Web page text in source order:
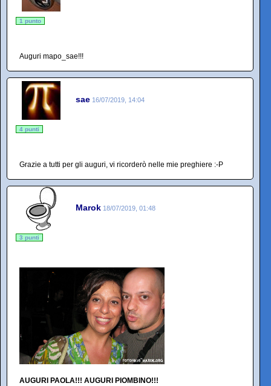
1 punto
Auguri mapo_sae!!!
sae 16/07/2019, 14:04
4 punti
Grazie a tutti per gli auguri, vi ricorderò nelle mie preghiere :-P
Marok 18/07/2019, 01:48
3 punti
AUGURI PAOLA!!! AUGURI PIOMBINO!!!